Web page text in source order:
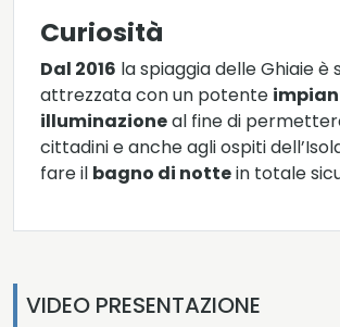
Curiosità
Dal 2016 la spiaggia delle Ghiaie è
attrezzata con un potente
illuminazioneal fine di
cittadini e anche agli ospiti
fare il bagno di nottein totale
VIDEO PRESENTAZIONE